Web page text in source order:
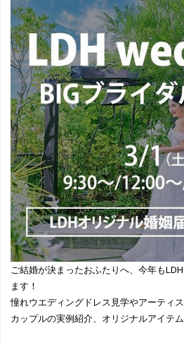
ご結婚が決まったおふたりへ、今年も
ます！
憧れウエディングドレス見学やアーティ
カップルの実例紹介、オリジナルアイテ